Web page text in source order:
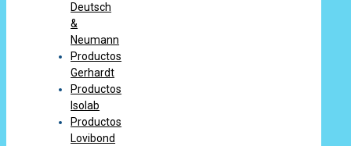
Deutsch
&
Neumann
Productos
Gerhardt
Productos
Isolab
Productos
Lovibond